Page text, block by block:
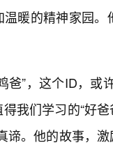
暖的精神家园
爸”，这个ID，
我们学习的“好
谛。他的故事，